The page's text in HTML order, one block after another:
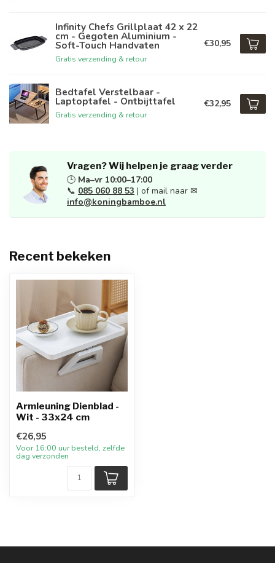
Infinity Chefs Grillplaat 42 x 22
cm - Gegoten Aluminium -
Soft-Touch Handvaten
Gratis verzending & retour
€30,95
Bedtafel Verstelbaar -
Laptoptafel - Ontbijttafel
Gratis verzending & retour
€32,95
Vragen? Wij helpen je graag verder
🕒 Ma–vr 10:00–17:00
📞 085 060 88 53 | of mail naar ✉
info@koningbamboe.nl
Recent bekeken
Armleuning Dienblad -
Wit - 33x24 cm
€26,95
Voor 16:00 uur besteld, zelfde
dag verzonden